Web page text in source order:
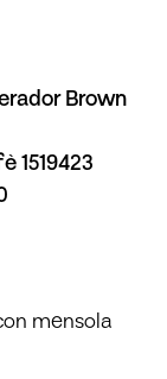
Brown
1519423
mensola